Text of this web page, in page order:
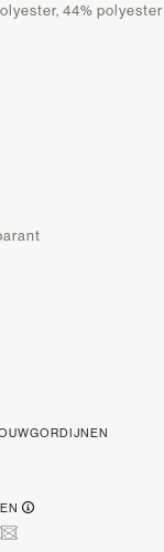
44% polyester